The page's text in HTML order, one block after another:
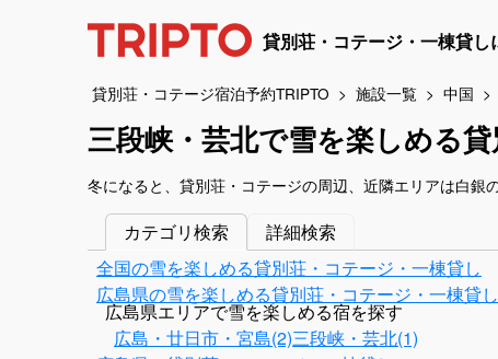
貸別荘・コテージ・一棟貸し
貸別荘・コテージ宿泊予約TRIPTO 施設一覧 中国
三段峡・芸北で雪を楽しめる
冬になると、貸別荘・コテージの周辺、近隣エリアは白銀
カテゴリ検索
詳細検索
全国の雪を楽しめる貸別荘・コテージ・一棟貸し
広島県の雪を楽しめる貸別荘・コテージ・一棟貸し
広島県エリアで雪を楽しめる宿を探す
広島・廿日市・宮島(2)三段峡・芸北(1)